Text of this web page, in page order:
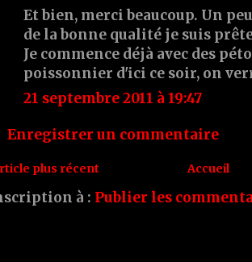
Et bien, merci beaucoup. Un
de la bonne qualité je suis
Je commence déjà avec des
poissonnier d'ici ce soir, on
21 septembre 2011 à 19:47
Enregistrer un commentaire
plus récent Accueil
à : Publier les